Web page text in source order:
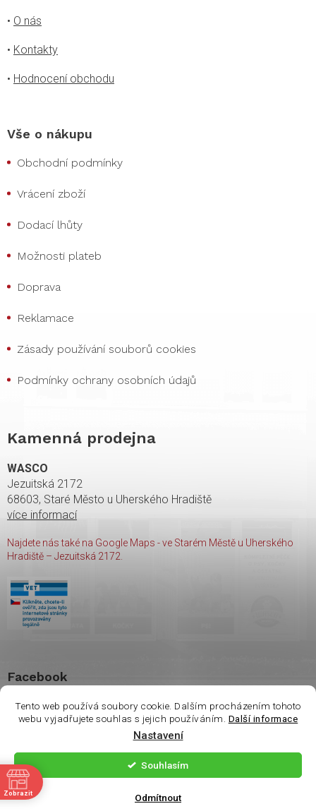
Tento web používá soubory cookie. Dalším procházením tohoto
webu vyjadřujete souhlas s jejich používáním. Další informace
Nastavení
Odmítnout
Souhlasím
• O nás
• Kontakty
• Hodnocení obchodu
Vše o nákupu
Obchodní podmínky
Vrácení zboží
Dodací lhůty
Možnosti plateb
Doprava
Reklamace
Zásady používání souborů cookies
Podmínky ochrany osobních údajů
Kamenná prodejna
WASCO
Jezuitská 2172
68603, Staré Město u Uherského Hradiště
více informací
Najdete nás také na Google Maps - ve Starém Městě u Uherského
Hradiště – Jezuitská 2172.
Facebook
Vytvořil Shoptet | Nakódoval
Copyright 2026 shop Wasco. Všechna práva vyhrazena.
Zobrazit